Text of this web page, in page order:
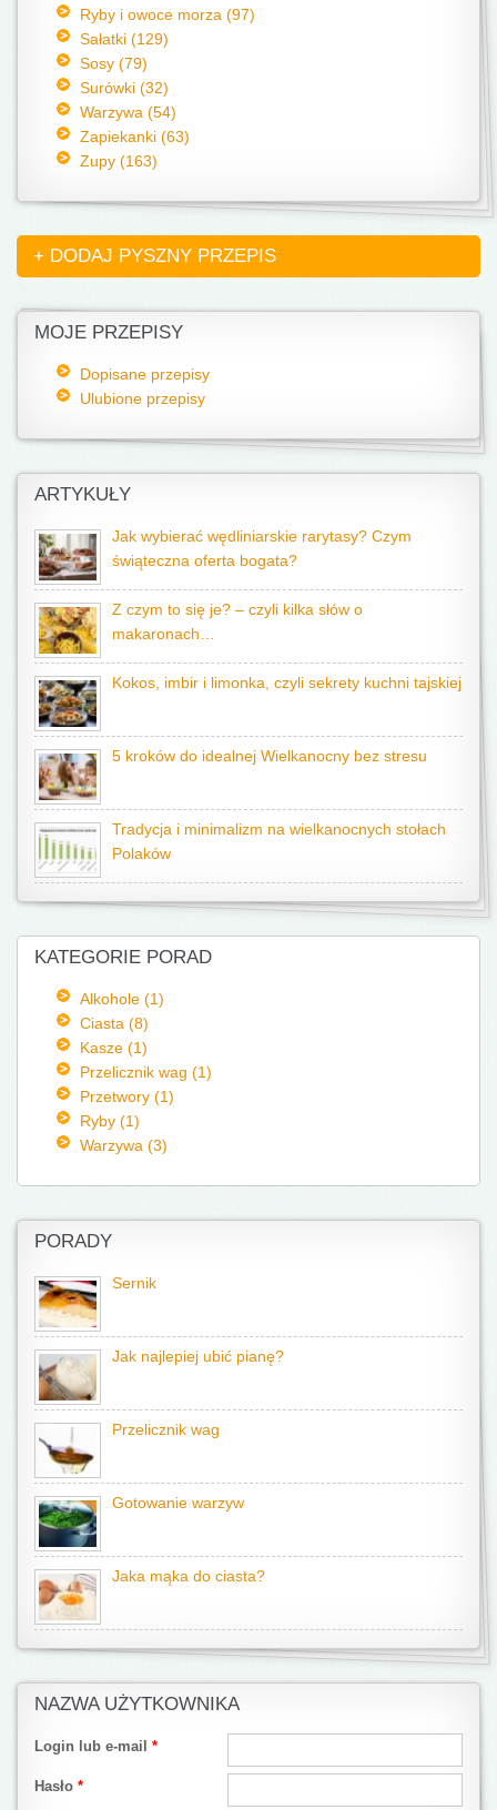
Ryby i owoce morza (97)
Sałatki (129)
Sosy (79)
Surówki (32)
Warzywa (54)
Zapiekanki (63)
Zupy (163)
+ DODAJ PYSZNY PRZEPIS
MOJE PRZEPISY
Dopisane przepisy
Ulubione przepisy
ARTYKUŁY
Jak wybierać wędliniarskie rarytasy? Czym
świąteczna oferta bogata?
Z czym to się je? – czyli kilka słów o
makaronach…
Kokos, imbir i limonka, czyli sekrety kuchni tajskiej
5 kroków do idealnej Wielkanocny bez stresu
Tradycja i minimalizm na wielkanocnych stołach
Polaków
KATEGORIE PORAD
Alkohole (1)
Ciasta (8)
Kasze (1)
Przelicznik wag (1)
Przetwory (1)
Ryby (1)
Warzywa (3)
PORADY
Sernik
Jak najlepiej ubić pianę?
Przelicznik wag
Gotowanie warzyw
Jaka mąka do ciasta?
NAZWA UŻYTKOWNIKA
Login lub e-mail *
Hasło *